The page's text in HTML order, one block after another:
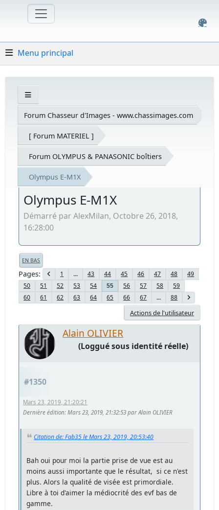
Menu principal
Forum Chasseur d'Images - www.chassimages.com
[ Forum MATERIEL ]
Forum OLYMPUS & PANASONIC boîtiers
Olympus E-M1X
Olympus E-M1X
Démarré par AlexMilan, Octobre 26, 2018,
16:28:00
EN BAS
Pages 1 ... 43 44 45 46 47 48
49
50
51 52 53 54 55 56 57 58
59
60
61 62 63 64 65 66 67 ... 88
Actions de l'utilisateur
Alain OLIVIER
(Loggué sous identité réelle)
#1350
Mars 23, 2019, 21:20:21
Dernière édition: Mars 23, 2019, 21:32:53 par Alain OLIVIER
Citation de: Fab35 le Mars 23, 2019, 20:53:40
Bah oui pour moi la partie prise de vue est au
moins aussi importante que le résultat, si ce n'est
plus. Alors la qualité de visée est primordiale.
Libre à toi d'aimer la médiocrité des evf bas de
gamme.